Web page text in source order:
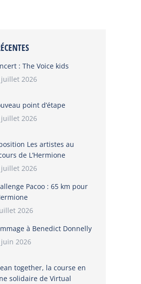
: The Voice kids
2026
point d’étape
juillet 2026
Les artistes au
de L’Hermione
juillet 2026
Pacoo : 65 km pour
2026
à Benedict Donnelly
2026
together, la course en
solidaire de Virtual